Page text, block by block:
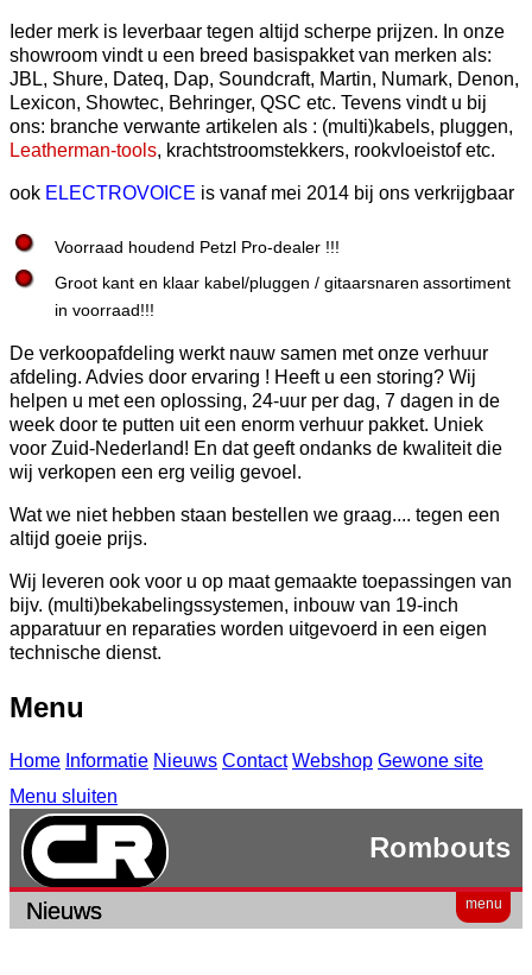
Ieder merk is leverbaar tegen altijd scherpe prijzen. In onze
showroom vindt u een breed basispakket van merken als:
JBL, Shure, Dateq, Dap, Soundcraft, Martin, Numark, Denon,
Lexicon, Showtec, Behringer, QSC etc. Tevens vindt u bij
ons: branche verwante artikelen als : (multi)kabels, pluggen,
Leatherman-tools, krachtstroomstekkers, rookvloeistof etc.
ook ELECTROVOICE is vanaf mei 2014 bij ons verkrijgbaar
Voorraad houdend Petzl Pro-dealer !!!
Groot kant en klaar kabel/pluggen / gitaarsnaren assortiment
in voorraad!!!
De verkoopafdeling werkt nauw samen met onze verhuur
afdeling. Advies door ervaring ! Heeft u een storing? Wij
helpen u met een oplossing, 24-uur per dag, 7 dagen in de
week door te putten uit een enorm verhuur pakket. Uniek
voor Zuid-Nederland! En dat geeft ondanks de kwaliteit die
wij verkopen een erg veilig gevoel.
Wat we niet hebben staan bestellen we graag.... tegen een
altijd goeie prijs.
Wij leveren ook voor u op maat gemaakte toepassingen van
bijv. (multi)bekabelingssystemen, inbouw van 19-inch
apparatuur en reparaties worden uitgevoerd in een eigen
technische dienst.
Menu
Home Informatie Nieuws Contact Webshop Gewone site
Menu sluiten
Rombouts
Nieuws menu